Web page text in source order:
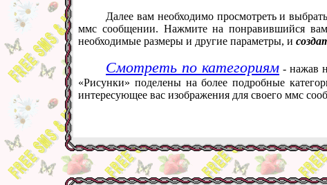
Далее вам необходимо просмотреть и
ммс сообщении. Нажмите на понравившийся
необходимые размеры и другие параметры, и
Смотреть по категориям - нажав
«Рисунки» поделены на более подробные
интересующее вас изображения для своего ммс